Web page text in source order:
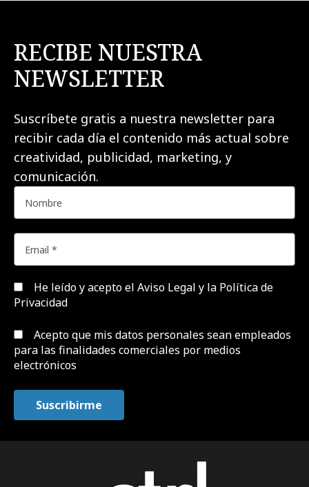
RECIBE NUESTRA
NEWSLETTER
Suscríbete gratis a nuestra newsletter para
recibir cada día el contenido más actual sobre
creatividad, publicidad, marketing, y
comunicación.
He leído y acepto el Aviso Legal y la Política de
Privacidad
Acepto que mis datos personales sean empleados
para las finalidades comerciales por medios
electrónicos